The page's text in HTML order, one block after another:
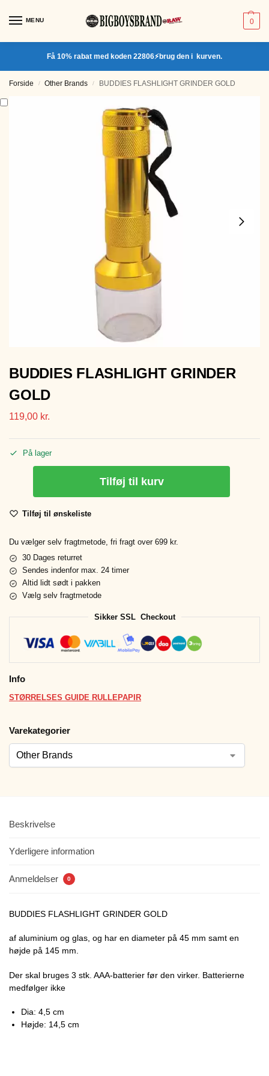
MENU 0
Få 10% rabat med koden 22806⚡brug den i kurven.
Forside / Other Brands / BUDDIES FLASHLIGHT GRINDER GOLD
BUDDIES FLASHLIGHT GRINDER
GOLD
119,00 kr.
På lager
Tilføj til kurv
Tilføj til ønskeliste
Du vælger selv fragtmetode, fri fragt over 699 kr.
30 Dages returret
Sendes indenfor max. 24 timer
Altid lidt sødt i pakken
Vælg selv fragtmetode
Sikker SSL Checkout
Info
STØRRELSES GUIDE RULLEPAPIR
Varekategorier
Beskrivelse
Yderligere information
Anmeldelser 0
BUDDIES FLASHLIGHT GRINDER GOLD
af aluminium og glas, og har en diameter på 45 mm samt en
højde på 145 mm.
Der skal bruges 3 stk. AAA-batterier før den virker. Batterierne
medfølger ikke
Dia: 4,5 cm
Højde: 14,5 cm